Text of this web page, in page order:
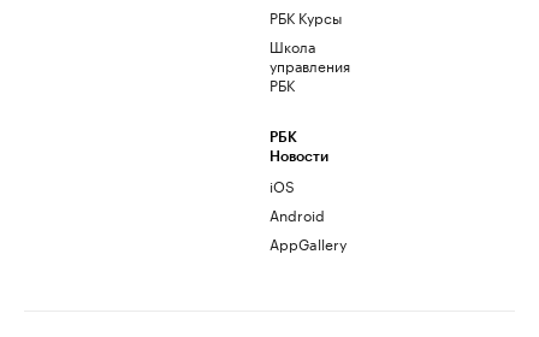
РБК Курсы
Школа
управления
РБК
РБК
Новости
iOS
Android
AppGallery